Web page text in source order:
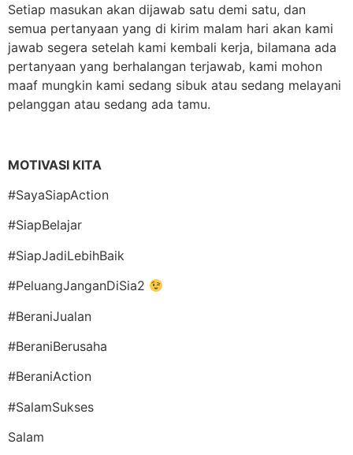
Setiap masukan akan dijawab satu demi satu, dan
semua pertanyaan yang di kirim malam hari akan kami
jawab segera setelah kami kembali kerja, bilamana ada
pertanyaan yang berhalangan terjawab, kami mohon
maaf mungkin kami sedang sibuk atau sedang melayani
pelanggan atau sedang ada tamu.
MOTIVASI KITA
#SayaSiapAction
#SiapBelajar
#SiapJadiLebihBaik
#PeluangJanganDiSia2
#BeraniJualan
#BeraniBerusaha
#BeraniAction
#SalamSukses
Salam